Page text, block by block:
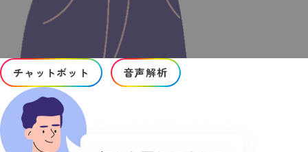
チャットボット 音声解析